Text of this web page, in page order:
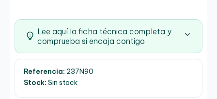
Lee aquí la ficha técnica completa y
comprueba si encaja contigo
Referencia: 237N90
Stock: Sin stock